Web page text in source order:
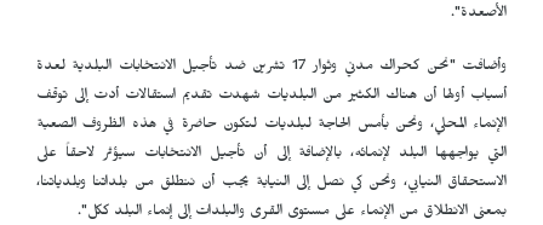
الأصعدة".
وأضافت "نحن كحراك مدني وثوار 17 تشرين ضد تأجيل الانتخابات البلدية لعدة
أسباب أولها أن هناك الكثير من البلديات شهدت تقديم استقالات أدت إلى توقف
الإنماء المحلي، ونحن بأمس الحاجة لبلديات لتكون حاضرة في هذه الظروف الصعبة
التي يواجهها البلد لإنمائه، بالإضافة إلى أن تأجيل الانتخابات سيؤثر لاحقاً على
الاستحقاق النيابي، ونحن كي نصل إلى النيابة يجب أن ننطلق من بلداتنا وبلدياتنا،
بمعنى الانطلاق من الإنماء على مستوى القرى والبلدات إلى إنماء البلد ككل".